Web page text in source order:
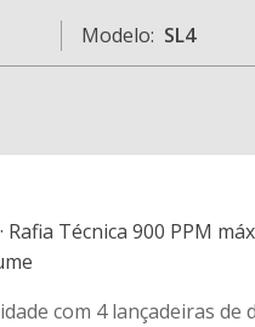
Modelo: SL4
Rafia Técnica 900 PPM
com 4 lançadeiras de